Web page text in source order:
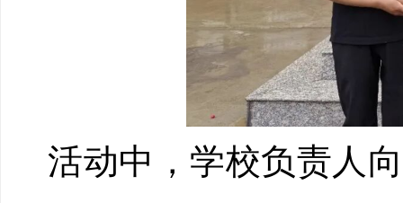
活动中，学校负责人